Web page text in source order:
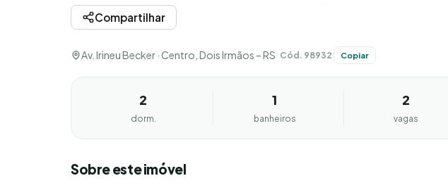
Compartilhar
Av. Irineu Becker · Centro, Dois Irmãos – RS Cód. 98932 Copiar
2
dorm.
1
banheiros
2
vagas
Sobre este imóvel